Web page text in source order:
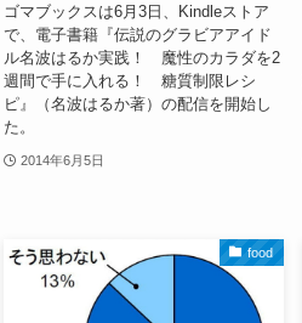
ゴマブックスは6月3日、Kindleストア
で、電子書籍『伝説のグラビアアイド
ル名波はるか実践！ 魔性のカラダを2
週間で手に入れる！ 糖質制限レシ
ピ』（名波はるか著）の配信を開始し
た。
2014年6月5日
food